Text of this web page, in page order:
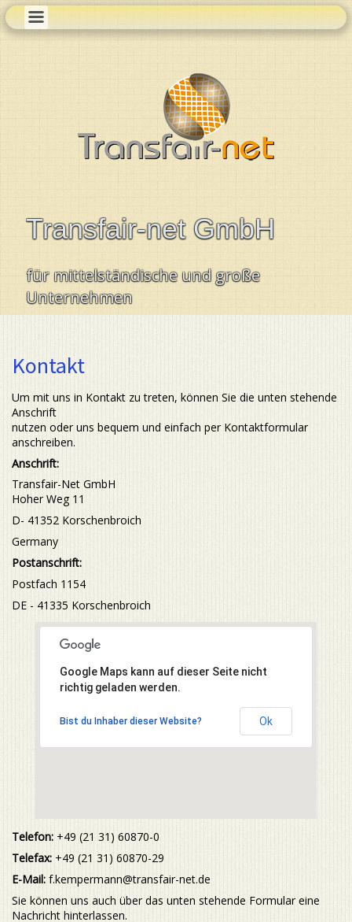
Transfair-net GmbH
für mittelständische und große
Unternehmen
Kontakt
Um mit uns in Kontakt zu treten, können Sie die unten stehende
Anschrift
nutzen oder uns bequem und einfach per Kontaktformular
anschreiben.
Anschrift:
Transfair-Net GmbH
Hoher Weg 11
D- 41352 Korschenbroich
Germany
Postanschrift:
Postfach 1154
DE - 41335 Korschenbroich
Google Maps kann auf dieser Seite nicht
richtig geladen werden.
Bist du Inhaber dieser Website? Ok
Telefon: +49 (21 31) 60870-0
Telefax: +49 (21 31) 60870-29
E-Mail: f.kempermann@transfair-net.de
Sie können uns auch über das unten stehende Formular eine
Nachricht hinterlassen.